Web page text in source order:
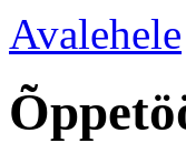
Avalehele